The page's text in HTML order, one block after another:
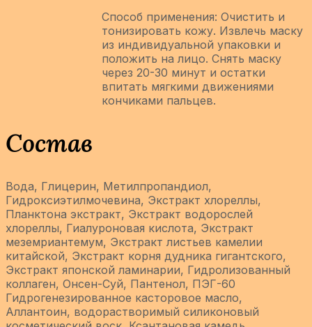
Способ применения: Очистить и
тонизировать кожу. Извлечь маску
из индивидуальной упаковки и
положить на лицо. Снять маску
через 20-30 минут и остатки
впитать мягкими движениями
кончиками пальцев.
Состав
Вода, Глицерин, Метилпропандиол,
Гидроксиэтилмочевина, Экстракт хлореллы,
Планктона экстракт, Экстракт водорослей
хлореллы, Гиалуроновая кислота, Экстракт
меземриантемум, Экстракт листьев камелии
китайской, Экстракт корня дудника гигантского,
Экстракт японской ламинарии, Гидролизованный
коллаген, Онсен-Суй, Пантенол, ПЭГ-60
Гидрогенезированное касторовое масло,
Аллантоин, водорастворимый силиконовый